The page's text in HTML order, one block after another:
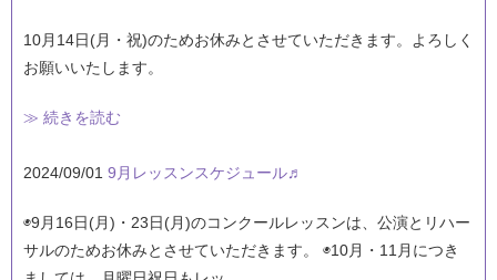
10月14日(月・祝)のためお休みとさせていただきます。よろしく
お願いいたします。
≫ 続きを読む
2024/09/01 9月レッスンスケジュール♬
◉9月16日(月)・23日(月)のコンクールレッスンは、公演とリハー
サルのためお休みとさせていただきます。 ◉10月・11月につき